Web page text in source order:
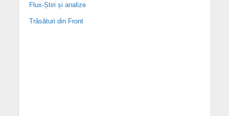
Flux-Știri și analize
Trăsături din Front